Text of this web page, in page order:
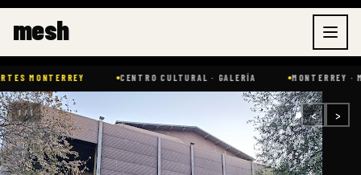
Ir
mesh
CENTRO CULTURAL · GALERÍA MONTERREY ·
1 / 1 ‹ ›